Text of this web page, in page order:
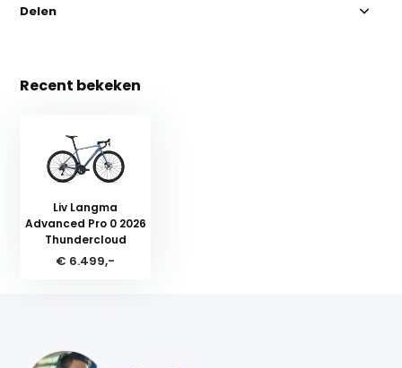
Delen
Recent bekeken
Liv Langma
Advanced Pro 0 2026
Thundercloud
€ 6.499,-